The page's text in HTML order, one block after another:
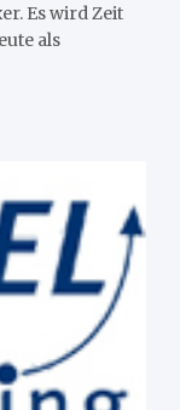
Es wird Zeit
als